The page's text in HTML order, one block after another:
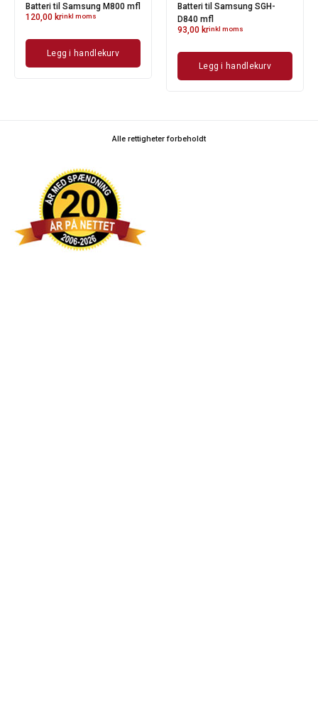
Batteri til Samsung M800 mfl
120,00 krinkl moms
Legg i handlekurv
Batteri til Samsung SGH-
D840 mfl
93,00 krinkl moms
Legg i handlekurv
Alle rettigheter forbeholdt